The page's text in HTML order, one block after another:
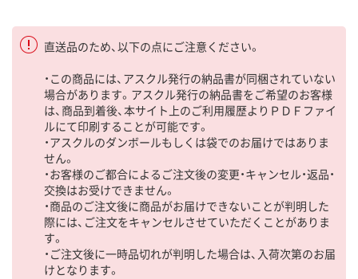
直送品のため、以下の点にご注意ください。
・この商品には、アスクル発行の納品書が同梱されていない
場合があります。アスクル発行の納品書をご希望のお客様
は、商品到着後、本サイト上のご利用履歴よりＰＤＦファイ
ルにて印刷することが可能です。
・アスクルのダンボールもしくは袋でのお届けではありま
せん。
・お客様のご都合によるご注文後の変更・キャンセル・返品・
交換はお受けできません。
・商品のご注文後に商品がお届けできないことが判明した
際には、ご注文をキャンセルさせていただくことがありま
す。
・ご注文後に一時品切れが判明した場合は、入荷次第のお届
けとなります。